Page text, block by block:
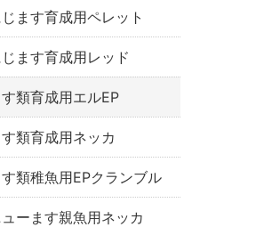
ます育成用ペレット
ます育成用レッド
す類育成用エルEP
す類育成用ネッカ
す類稚魚用EPクランブル
ーます親魚用ネッカ